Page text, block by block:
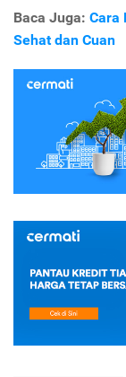
Baca Juga: Cara
Sehat dan Cuan